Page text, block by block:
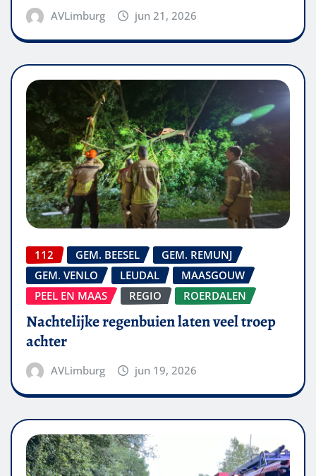
AVLimburg jun 21, 2026
112 GEM. BEESEL
GEM. REMUNJ
GEM. VENLO
LEUDAL
MAASGOUW
PEEL EN MAAS
REGIO ROERDALEN
Nachtelijke regenbuien laten veel troep
achter
AVLimburg jun 19, 2026